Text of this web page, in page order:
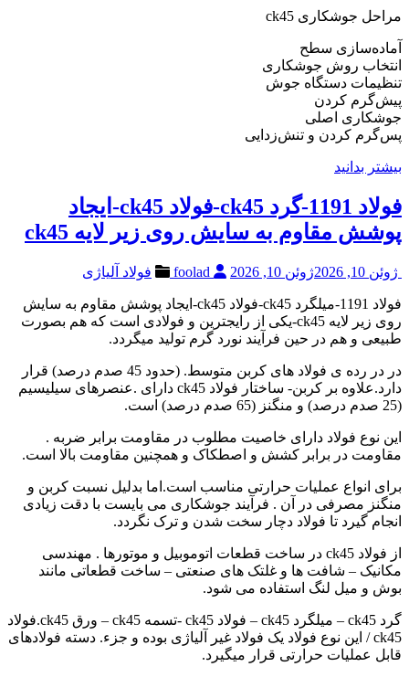
مراحل جوشکاری ck45
آماده‌سازی سطح
انتخاب روش جوشکاری
تنظیمات دستگاه جوش
پیش‌گرم کردن
جوشکاری اصلی
پس‌گرم کردن و تنش‌زدایی
بیشتر بدانید
فولاد 1191-گرد ck45-فولاد ck45-ایجاد
پوشش مقاوم به سایش روی زیر لایه ck45
ژوئن 10, 2026 ژوئن 10, 2026 فولاد آلیاژی
فولاد 1191-میلگرد ck45-فولاد ck45-ایجاد پوشش مقاوم به سایش
روی زیر لایه ck45-یکی از رایجترین و فولادی است که هم بصورت
طبیعی و هم در حین فرآیند نورد گرم تولید میگردد.
در در رده ی فولاد های کربن متوسط. (حدود 45 صدم درصد) قرار
دارد.علاوه بر کربن- ساختار فولاد ck45 دارای .عنصرهای سیلیسیم
(25 صدم درصد) و منگنز (65 صدم درصد) است.
این نوع فولاد دارای خاصیت مطلوب در مقاومت برابر ضربه .
مقاومت در برابر کشش و اصطکاک و همچنین مقاومت بالا است.
برای انواع عملیات حرارتی مناسب است.اما بدلیل نسبت کربن و
منگنز مصرفی در آن . فرآیند جوشکاری می بایست با دقت زیادی
انجام گیرد تا فولاد دچار سخت شدن و ترک نگردد.
از فولاد ck45 در ساخت قطعات اتوموبیل و موتورها . مهندسی
مکانیک – شافت ها و غلتک های صنعتی – ساخت قطعاتی مانند
بوش و میل لنگ استفاده می شود.
گرد ck45 – میلگرد ck45 – فولاد ck45 -تسمه ck45 – ورق ck45.فولاد
ck45 / این نوع فولاد یک فولاد غیر آلیاژی بوده و جزء. دسته فولادهای
قابل عملیات حرارتی قرار میگیرد.